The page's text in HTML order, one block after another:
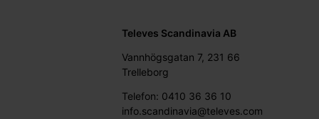
Televes Scandinavia AB
Vannhögsgatan 7, 231 66
Trelleborg
Telefon: 0410 36 36 10
info.scandinavia@televes.com